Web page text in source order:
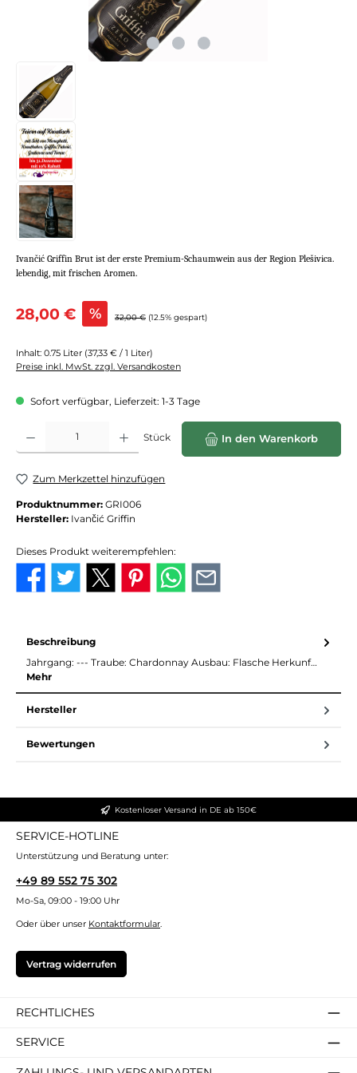
Ivančić Griffin Brut ist der erste Premium-Schaumwein aus der Region Plešivica.
lebendig, mit frischen Aromen.
Verkaufspreis:
28,00 € % Regulärer Preis:
32,00 € (12.5% gespart)
Inhalt: 0.75 Liter (37,33 € / 1 Liter)
Preise inkl. MwSt. zzgl. Versandkosten
Sofort verfügbar, Lieferzeit: 1-3 Tage
Produkt Anzahl: Gib den gewünschten Wert ein oder benutze die
Stück In den Warenkorb
Zum Merkzettel hinzufügen
Produktnummer: GRI006
Hersteller: Ivančić Griffin
Dieses Produkt weiterempfehlen:
Beschreibung
Jahrgang: --- Traube: Chardonnay Ausbau: Flasche Herkunf…
Mehr
Hersteller
Bewertungen
Kostenloser Versand in DE ab 150€
SERVICE-HOTLINE
Unterstützung und Beratung unter:
+49 89 552 75 302
Mo-Sa, 09:00 - 19:00 Uhr
Oder über unser Kontaktformular.
Vertrag widerrufen
RECHTLICHES
SERVICE